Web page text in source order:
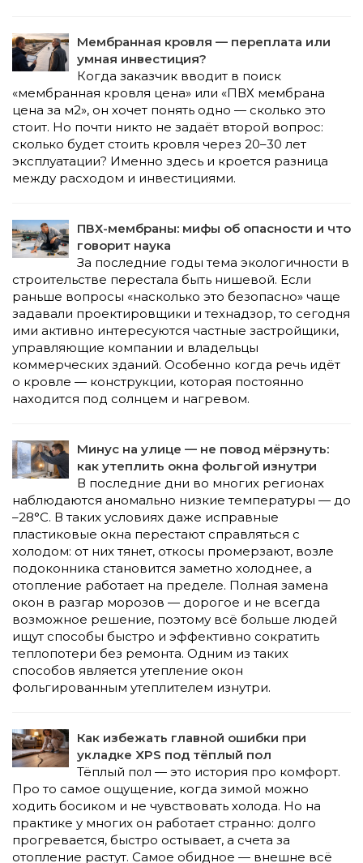
Мембранная кровля — переплата или
умная инвестиция?
Когда заказчик вводит в поиск
«мембранная кровля цена» или «ПВХ мембрана
цена за м2», он хочет понять одно — сколько это
стоит. Но почти никто не задаёт второй вопрос:
сколько будет стоить кровля через 20–30 лет
эксплуатации? Именно здесь и кроется разница
между расходом и инвестициями.
ПВХ-мембраны: мифы об опасности и что
говорит наука
За последние годы тема экологичности в
строительстве перестала быть нишевой. Если
раньше вопросы «насколько это безопасно» чаще
задавали проектировщики и технадзор, то сегодня
ими активно интересуются частные застройщики,
управляющие компании и владельцы
коммерческих зданий. Особенно когда речь идёт
о кровле — конструкции, которая постоянно
находится под солнцем и нагревом.
Минус на улице — не повод мёрзнуть:
как утеплить окна фольгой изнутри
В последние дни во многих регионах
наблюдаются аномально низкие температуры — до
–28°C. В таких условиях даже исправные
пластиковые окна перестают справляться с
холодом: от них тянет, откосы промерзают, возле
подоконника становится заметно холоднее, а
отопление работает на пределе. Полная замена
окон в разгар морозов — дорогое и не всегда
возможное решение, поэтому всё больше людей
ищут способы быстро и эффективно сократить
теплопотери без ремонта. Одним из таких
способов является утепление окон
фольгированным утеплителем изнутри.
Как избежать главной ошибки при
укладке XPS под тёплый пол
Тёплый пол — это история про комфорт.
Про то самое ощущение, когда зимой можно
ходить босиком и не чувствовать холода. Но на
практике у многих он работает странно: долго
прогревается, быстро остывает, а счета за
отопление растут. Самое обидное — внешне всё